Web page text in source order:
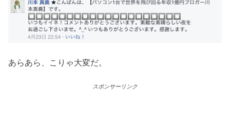
あらあら、こりゃ大変だ。
スポンサーリンク